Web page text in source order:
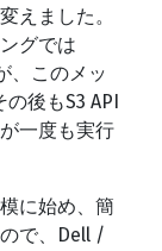
えました。
グでは
、このメッ
後もS3 API
一度も実行
に始め、簡
で、Dell /